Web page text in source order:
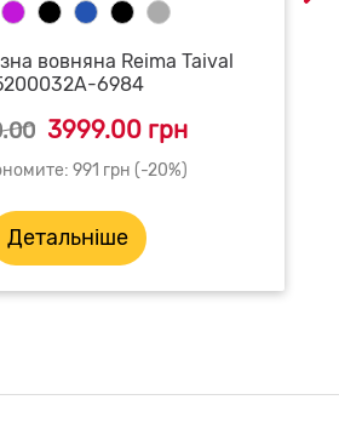
вовняна Reima Taival
6984
3999.00 грн
991 грн (-20%)
Детальніше